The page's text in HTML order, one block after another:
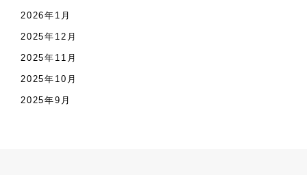
2026年1月
2025年12月
2025年11月
2025年10月
2025年9月